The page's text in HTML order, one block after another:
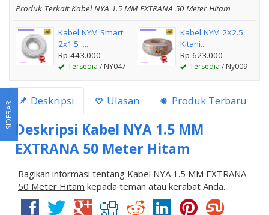
Produk Terkait Kabel NYA 1.5 MM EXTRANA 50 Meter Hitam
Kabel NYM Smart
2x1.5 ....
Rp 443.000
Tersedia / NY047
Kabel NYM 2X2.5
Kitani....
Rp 623.000
Tersedia / Ny009
Deskripsi Ulasan Produk Terbaru
Deskripsi Kabel NYA 1.5 MM
EXTRANA 50 Meter Hitam
Bagikan informasi tentang Kabel NYA 1.5 MM EXTRANA
50 Meter Hitam kepada teman atau kerabat Anda.
SIDEBAR